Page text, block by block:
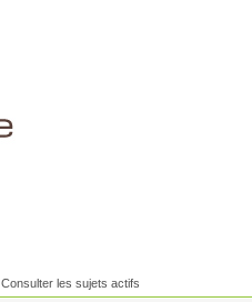
Consulter les sujets actifs